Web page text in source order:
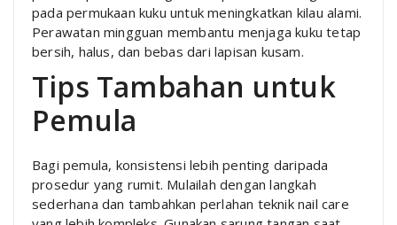
pada permukaan kuku untuk meningkatkan kilau alami.
Perawatan mingguan membantu menjaga kuku tetap
bersih, halus, dan bebas dari lapisan kusam.
Tips Tambahan untuk
Pemula
Bagi pemula, konsistensi lebih penting daripada
prosedur yang rumit. Mulailah dengan langkah
sederhana dan tambahkan perlahan teknik nail care